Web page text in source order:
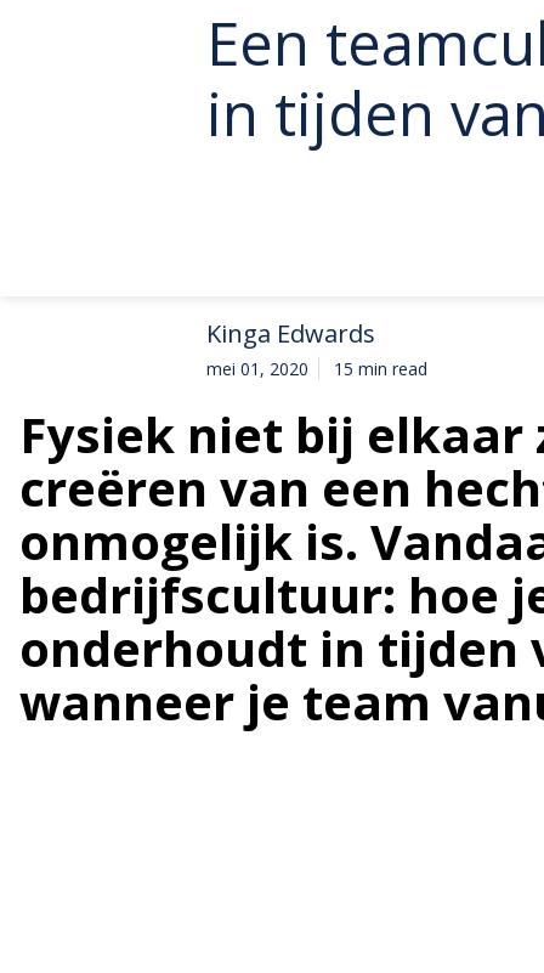
Een
in tijden
Kinga Edwards
mei 01, 2020 15 min read
Fysiek niet bij
creëren van een
onmogelijk is.
bedrijfscultuur: hoe
onderhoudt in tijden
wanneer je team